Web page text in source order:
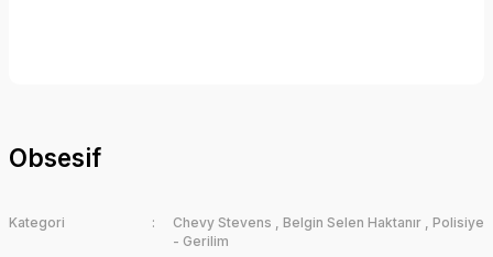
Obsesif
Kategori Chevy Stevens , Belgin Selen Haktanır , Polisiye
- Gerilim